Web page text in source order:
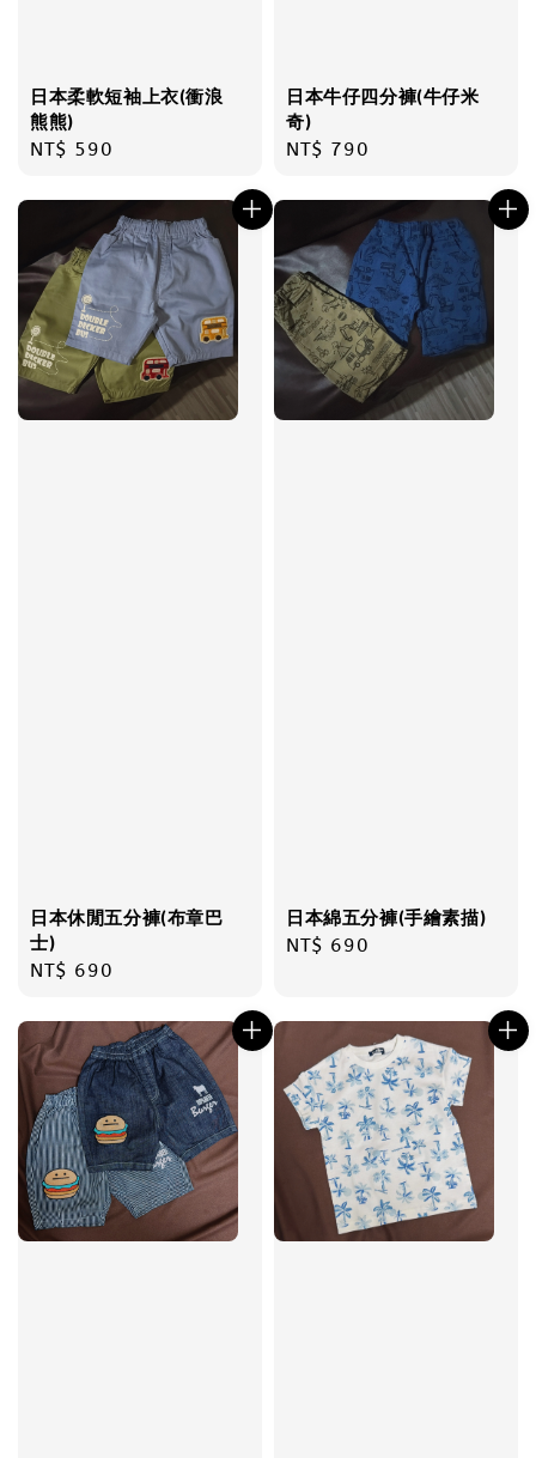
日本柔軟短袖上衣(衝浪
熊熊)
Regular
NT$ 590
日本牛仔四分褲(牛仔米
奇)
Regular
NT$ 790
日本休閒五分褲(布章巴
士)
Regular
NT$ 690
日本綿五分褲(手繪素描)
Regular
NT$ 690